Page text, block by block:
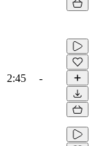
2:45 -